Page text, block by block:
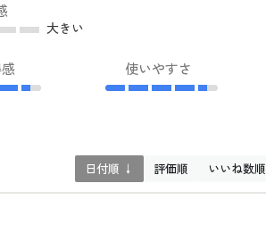
大きい
使いやすさ
日付順 ↓ 評価順 いいね数順